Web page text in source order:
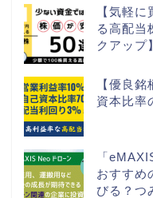
【気軽
る高配当
クアップ】
【優良
資本比率
「
おすすめ
びる？つ